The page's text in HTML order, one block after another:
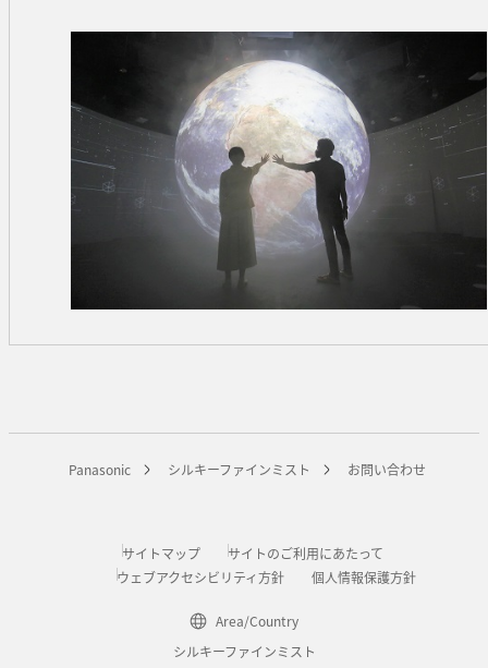
Panasonic シルキーファインミスト お問い合わせ
サイトマップ
サイトのご利用にあたって
ウェブアクセシビリティ方針
個人情報保護方針
Area/Country
シルキーファインミスト